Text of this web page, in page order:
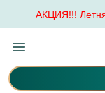
АКЦИЯ!!!